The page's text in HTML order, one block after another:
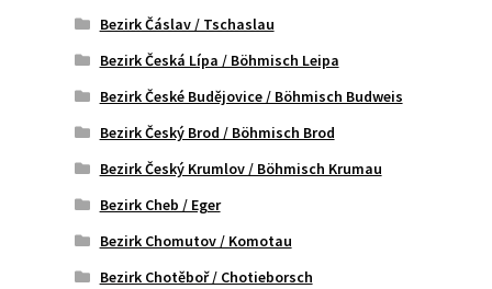
Bezirk Čáslav / Tschaslau
Bezirk Česká Lípa / Böhmisch Leipa
Bezirk České Budějovice / Böhmisch Budweis
Bezirk Český Brod / Böhmisch Brod
Bezirk Český Krumlov / Böhmisch Krumau
Bezirk Cheb / Eger
Bezirk Chomutov / Komotau
Bezirk Chotěboř / Chotieborsch